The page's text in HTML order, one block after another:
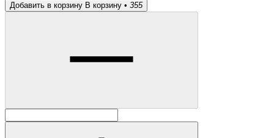
Добавить в корзину В корзину • 355